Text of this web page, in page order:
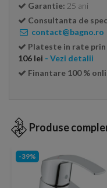
Garantie: 25 ani
Consultanta de
contact@bagno.ro
Plateste in rate
106 lei - Vezi detalii
Finantare 100 %
Produse
-39%